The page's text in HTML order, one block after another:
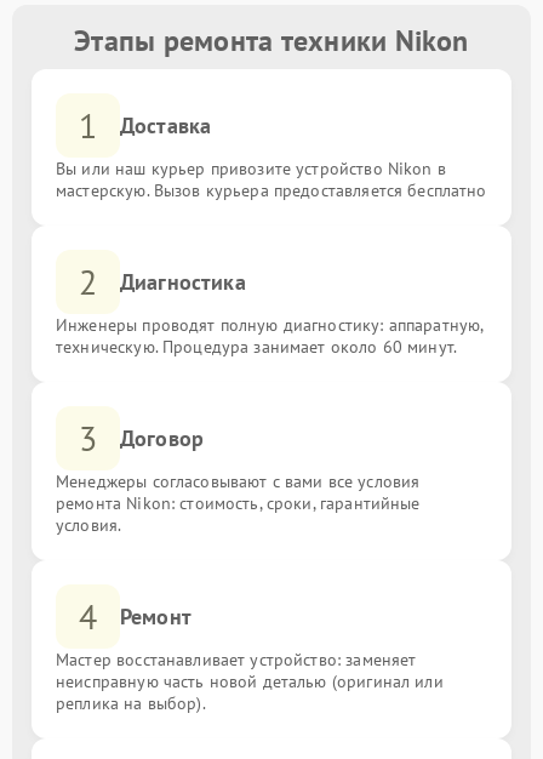
Этапы ремонта техники Nikon
1 Доставка
Вы или наш курьер привозите устройство Nikon в
мастерскую. Вызов курьера предоставляется бесплатно
2 Диагностика
Инженеры проводят полную диагностику: аппаратную,
техническую. Процедура занимает около 60 минут.
3 Договор
Менеджеры согласовывают с вами все условия
ремонта Nikon: стоимость, сроки, гарантийные
условия.
4 Ремонт
Мастер восстанавливает устройство: заменяет
неисправную часть новой деталью (оригинал или
реплика на выбор).